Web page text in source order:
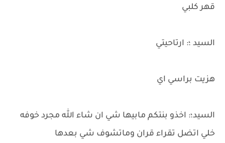
قهر كلبي
السيد ؛: ارتاحيتي
هزيت براسي اي
السيد؛: اخذو بنتكم مابيها شي ان شاء الله مجرد خوفه
خلي اتضل تقراء قران وماتشوف شي بعدها